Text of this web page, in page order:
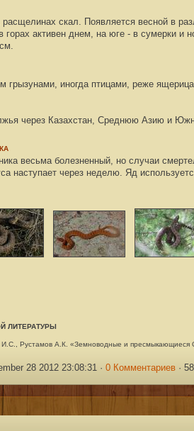
скал. Появляется весной в
активен днем, на юге - в сумерки и
грызунами, иногда птицами, реже
через Казахстан, Среднюю Азию и
весьма болезненный, но случаи
наступает через неделю. Яд
ЛИТЕРАТУРЫ
И.С., Рустамов А.К. «Земноводные и пресмыкающиеся
28 2012 23:08:31 ·0 Комментариев ·